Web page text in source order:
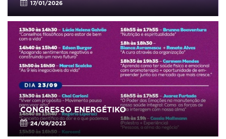
17/01/2026
CONGRESSO ENERGÉTIKO
24/09/2023